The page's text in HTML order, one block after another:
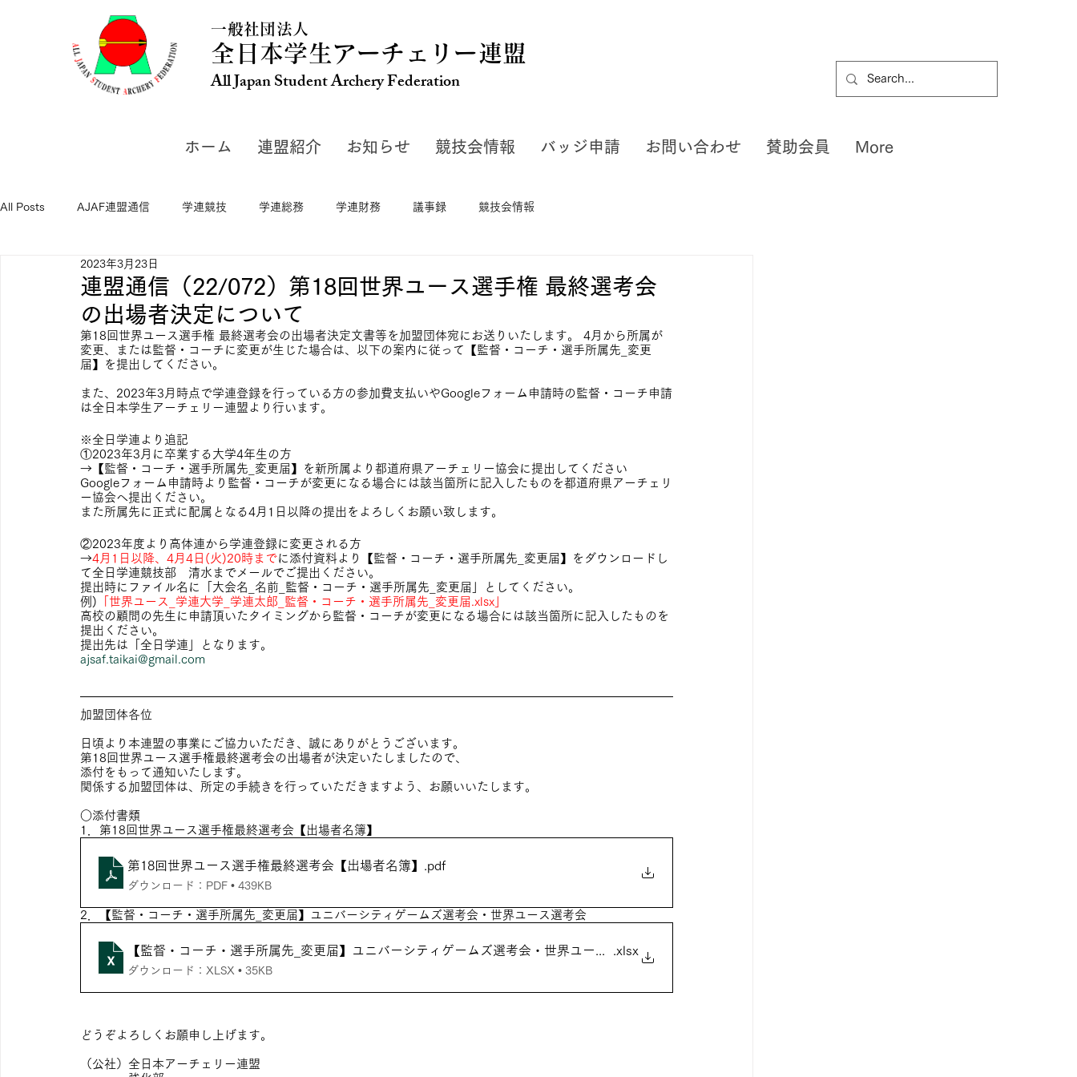
一般社団法人
全日本学生アーチェリー連盟
All Japan Student Archery Federation
ホーム 連盟紹介 お知らせ 競技会情報 バッジ申請 お問い合わせ 賛助会員 More
All Posts AJAF連盟通信 学連競技 学連総務 学連財務 議事録 競技会情報
連盟通信（22/072）第18回世界ユース選手権 最終選考会
の出場者決定について
2023年3月23日
第18回世界ユース選手権 最終選考会の出場者決定文書等を加盟団体宛にお送りいたします。 4月から所属が
変更、または監督・コーチに変更が生じた場合は、以下の案内に従って【監督・コーチ・選手所属先_変更
届】を提出してください。
また、2023年3月時点で学連登録を行っている方の参加費支払いやGoogleフォーム申請時の監督・コーチ申請
は全日本学生アーチェリー連盟より行います。
※全日学連より追記
①2023年3月に卒業する大学4年生の方
→【監督・コーチ・選手所属先_変更届】を新所属より都道府県アーチェリー協会に提出してください
Googleフォーム申請時より監督・コーチが変更になる場合には該当箇所に記入したものを都道府県アーチェリ
ー協会へ提出ください。
また所属先に正式に配属となる4月1日以降の提出をよろしくお願い致します。
②2023年度より高体連から学連登録に変更される方
→4月1日以降、4月4日(火)20時までに添付資料より【監督・コーチ・選手所属先_変更届】をダウンロードし
て全日学連競技部　清水までメールでご提出ください。
提出時にファイル名に「大会名_名前_監督・コーチ・選手所属先_変更届」としてください。
例) 「世界ユース_学連大学_学連太郎_監督・コーチ・選手所属先_変更届.xlsx」
高校の顧問の先生に申請頂いたタイミングから監督・コーチが変更になる場合には該当箇所に記入したものを
提出ください。
提出先は「全日学連」となります。
ajsaf.taikai@gmail.com
加盟団体各位
日頃より本連盟の事業にご協力いただき、誠にありがとうございます。
第18回世界ユース選手権最終選考会の出場者が決定いたしましたので、
添付をもって通知いたします。
関係する加盟団体は、所定の手続きを行っていただきますよう、お願いいたします。
○添付書類
1．第18回世界ユース選手権最終選考会【出場者名簿】
第18回世界ユース選手権最終選考会【出場者名簿】 .pdf
ダウンロード：PDF • 439KB
2．【監督・コーチ・選手所属先_変更届】ユニバーシティゲームズ選考会・世界ユース選考会
【監督・コーチ・選手所属先_変更届】ユニバーシティゲームズ選考会・世界ユース選考会
.xlsx
ダウンロード：XLSX • 35KB
どうぞよろしくお願申し上げます。
（公社）全日本アーチェリー連盟